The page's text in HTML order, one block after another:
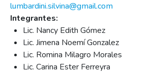
lumbardini.silvina@gmail.com
Integrantes:
Lic. Nancy Edith Gómez
Lic. Jimena Noemí Gonzalez
Lic. Romina Milagro Morales
Lic. Carina Ester Ferreyra